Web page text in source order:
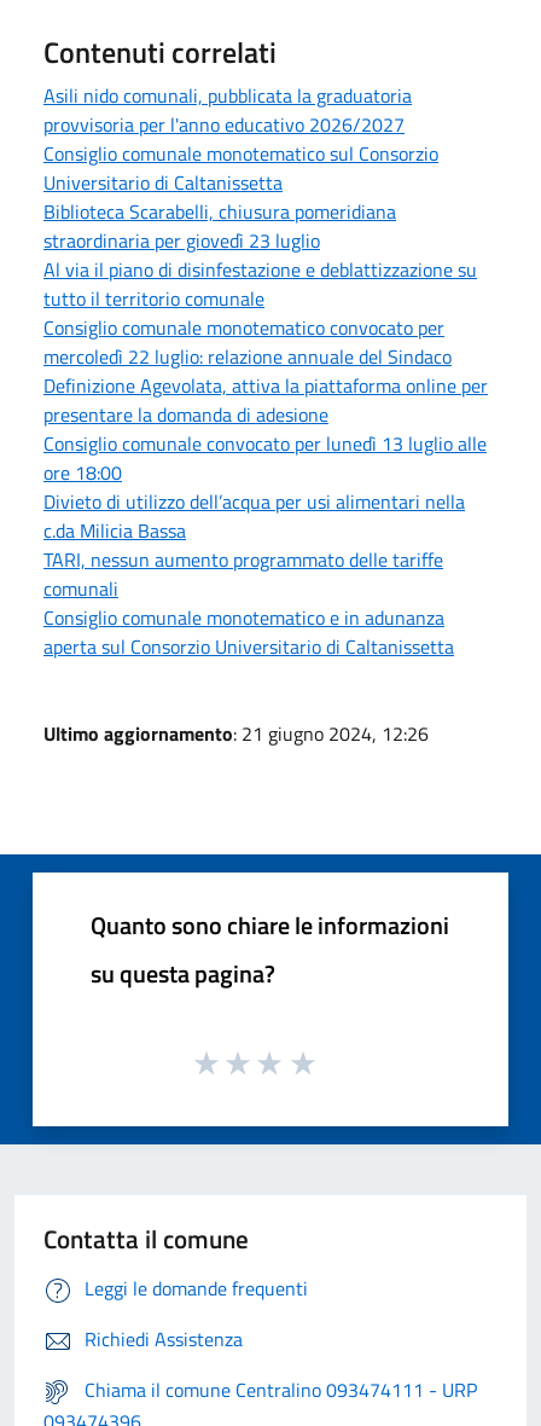
Contenuti correlati
Asili nido comunali, pubblicata la graduatoria
provvisoria per l'anno educativo 2026/2027
Consiglio comunale monotematico sul Consorzio
Universitario di Caltanissetta
Biblioteca Scarabelli, chiusura pomeridiana
straordinaria per giovedì 23 luglio
Al via il piano di disinfestazione e deblattizzazione su
tutto il territorio comunale
Consiglio comunale monotematico convocato per
mercoledì 22 luglio: relazione annuale del Sindaco
Definizione Agevolata, attiva la piattaforma online per
presentare la domanda di adesione
Consiglio comunale convocato per lunedì 13 luglio alle
ore 18:00
Divieto di utilizzo dell’acqua per usi alimentari nella
c.da Milicia Bassa
TARI, nessun aumento programmato delle tariffe
comunali
Consiglio comunale monotematico e in adunanza
aperta sul Consorzio Universitario di Caltanissetta
Ultimo aggiornamento: 21 giugno 2024, 12:26
Quanto sono chiare le informazioni
su questa pagina?
Contatta il comune
Leggi le domande frequenti
Richiedi Assistenza
Chiama il comune Centralino 093474111 - URP